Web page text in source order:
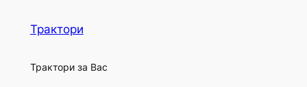
Трактори
Трактори за Вас